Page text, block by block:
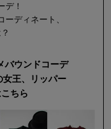
デ！
ーディネート、
バウンドコーデ
王、リッパー
ちら